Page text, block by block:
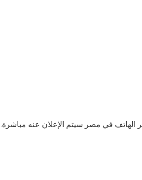
الهاتف في مصر سيتم الإعلان عنه مباشرة.